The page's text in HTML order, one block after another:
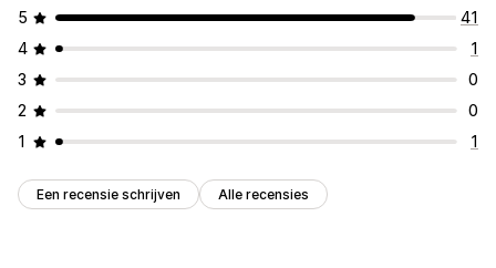
5
41
4
1
3
0
2
0
1
1
Een recensie schrijven Alle recensies